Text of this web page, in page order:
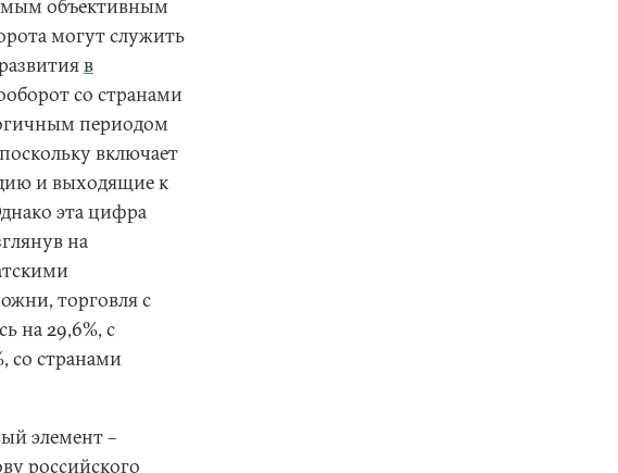
объективным
могут служить
в
со странами
периодом
включает
и выходящие к
эта цифра
на
торговля с
на 29,6%, с
со странами
элемент –
российского